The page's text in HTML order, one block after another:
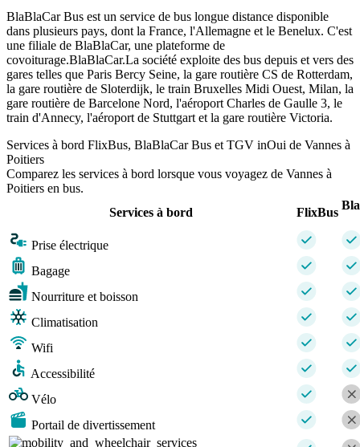
BlaBlaCar Bus est un service de bus longue distance disponible
dans plusieurs pays, dont la France, l'Allemagne et le Benelux. C'est
une filiale de BlaBlaCar, une plateforme de
covoiturage.BlaBlaCar.La société exploite des bus depuis et vers des
gares telles que Paris Bercy Seine, la gare routière CS de Rotterdam,
la gare routière de Sloterdijk, le train Bruxelles Midi Ouest, Milan, la
gare routière de Barcelone Nord, l'aéroport Charles de Gaulle 3, le
train d'Annecy, l'aéroport de Stuttgart et la gare routière Victoria.
Services à bord FlixBus, BlaBlaCar Bus et TGV inOui de Vannes à
Poitiers
Comparez les services à bord lorsque vous voyagez de Vannes à
Poitiers en bus.
Services à bord
FlixBus
Prise électrique
Bagage
Nourriture et boisson
Climatisation
Wifi
Accessibilité
Vélo
Portail de divertissement